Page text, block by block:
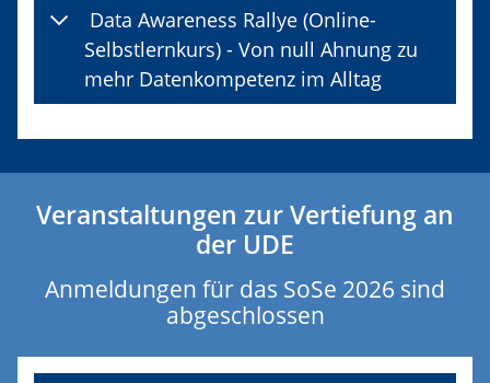
Data Awareness Rallye (Online-
Selbstlernkurs) - Von null Ahnung zu
mehr Datenkompetenz im Alltag
Veranstaltungen zur Vertiefung an
der UDE
Anmeldungen für das SoSe 2026 sind
abgeschlossen